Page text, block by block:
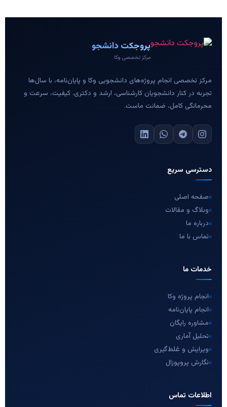
پروجکت دانشجو
مرکز تخصصی وکا
مرکز تخصصی انجام پروژه‌های دانشجویی وکا و پایان‌نامه، با سال‌ها
تجربه در کنار دانشجویان کارشناسی، ارشد و دکتری. کیفیت، سرعت و
محرمانگی کامل، ضمانت ماست.
دسترسی سریع
صفحه اصلی
وبلاگ و مقالات
درباره ما
تماس با ما
خدمات ما
انجام پروژه وکا
انجام پایان‌نامه
مشاوره رایگان
تحلیل آماری
ویرایش و غلط‌گیری
نگارش پروپوزال
اطلاعات تماس